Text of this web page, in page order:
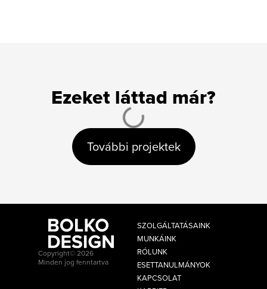
Ezeket láttad már?
További projektek
Copyright© 2026
Minden jog fenntartva
SZOLGÁLTATÁSAINK
MUNKÁINK
RÓLUNK
ESETTANULMÁNYOK
KAPCSOLAT